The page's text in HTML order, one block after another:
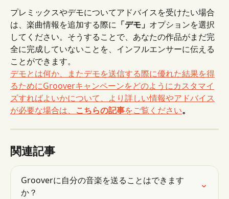
プレミックスやデモについてアドバイスを受けたい場合
は、楽曲情報を追加する際に 「デモ」 オプションを選択
してください。そうすることで、あなたの作品がまだ完
全に完成していないことを、インフルエンサーに伝える
ことができます。
デモとは何か、またデモを送信する際に優れた結果を得
るためにGrooverキャンペーンをどのようにカスタマイ
ズすればよいかについて、より詳しい情報やアドバイス
が必要な場合は、 こちらの記事をご覧ください。
関連記事
Grooverに自分の音楽を送ることはできます
か？